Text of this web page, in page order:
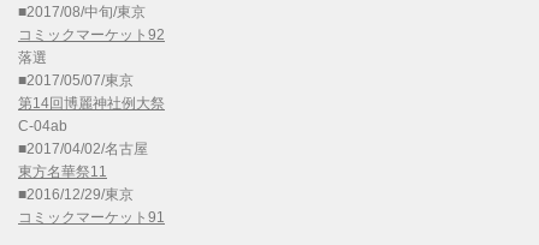
■2017/08/中旬/東京
コミックマーケット92
落選
■2017/05/07/東京
第14回博麗神社例大祭
C-04ab
■2017/04/02/名古屋
東方名華祭11
■2016/12/29/東京
コミックマーケット91